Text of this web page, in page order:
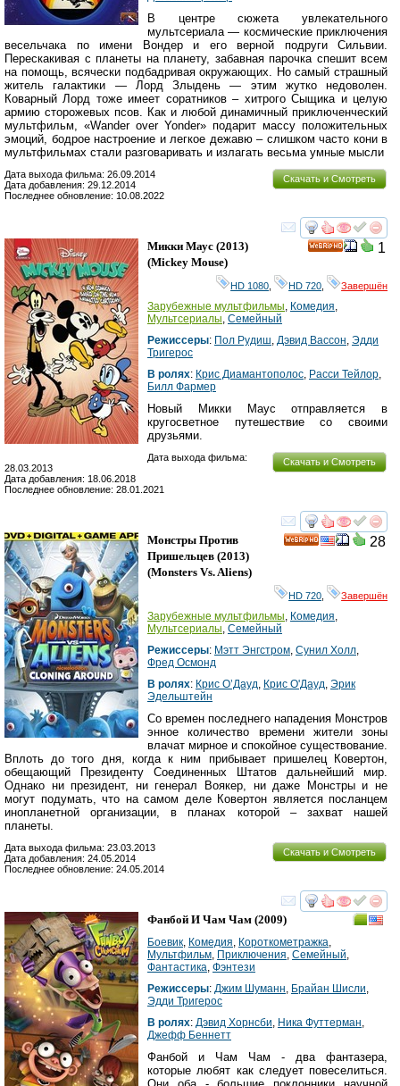
В центре сюжета увлекательного
мультсериала — космические приключения
весельчака по имени Вондер и его верной подруги Сильвии.
Перескакивая с планеты на планету, забавная парочка спешит всем
на помощь, всячески подбадривая окружающих. Но самый страшный
житель галактики — Лорд Злыдень — этим жутко недоволен.
Коварный Лорд тоже имеет соратников – хитрого Сыщика и целую
армию сторожевых псов. Как и любой динамичный приключенческий
мультфильм, «Wander over Yonder» подарит массу положительных
эмоций, бодрое настроение и легкое дежавю – слишком часто кони в
мультфильмах стали разговаривать и излагать весьма умные мысли
Скачать и Смотреть
Дата выхода фильма: 26.09.2014
Дата добавления: 29.12.2014
Последнее обновление: 10.08.2022
смотреть
1
Микки Маус (2013)
(Mickey Mouse)
HD 1080 HD 720 Завершён
Зарубежные мультфильмы, Комедия,
Мультсериалы, Семейный
Режиссеры: Пол Рудиш, Дэвид Вассон, Эдди
Тригерос
В ролях: Крис Диамантополос, Расси Тейлор,
Билл Фармер
Новый Микки Маус отправляется в
кругосветное путешествие со своими
друзьями.
Скачать и Смотреть
Дата выхода фильма:
28.03.2013
Дата добавления: 18.06.2018
Последнее обновление: 28.01.2021
смотреть
28
Монстры Против
Пришельцев (2013)
(Monsters Vs. Aliens)
HD 720 Завершён
Зарубежные мультфильмы Комедия
Мультсериалы Семейный
Режиссеры: Мэтт Энгстром Сунил Холл
Фред Осмонд
В ролях: Крис О’Дауд Крис О'Дауд Эрик
Эдельштейн
Со времен последнего нападения Монстров
энное количество времени жители зоны
влачат мирное и спокойное существование.
Вплоть до того дня, когда к ним прибывает пришелец Ковертон,
обещающий Президенту Соединенных Штатов дальнейший мир.
Однако ни президент, ни генерал Воякер, ни даже Монстры и не
могут подумать, что на самом деле Ковертон является посланцем
инопланетной организации, в планах которой – захват нашей
планеты.
Скачать и Смотреть
Дата выхода фильма: 23.03.2013
Дата добавления: 24.05.2014
Последнее обновление: 24.05.2014
смотреть
Фанбой И Чам Чам (2009)
Боевик Комедия Короткометражка
Мультфильм Приключения Семейный
Фантастика Фэнтези
Режиссеры: Джим Шуманн Брайан Шисли
Эдди Тригерос
В ролях: Дэвид Хорнсби Ника Футтерман
Джефф Беннетт
Фанбой и Чам Чам - два фантазера,
которые любят как следует повеселиться.